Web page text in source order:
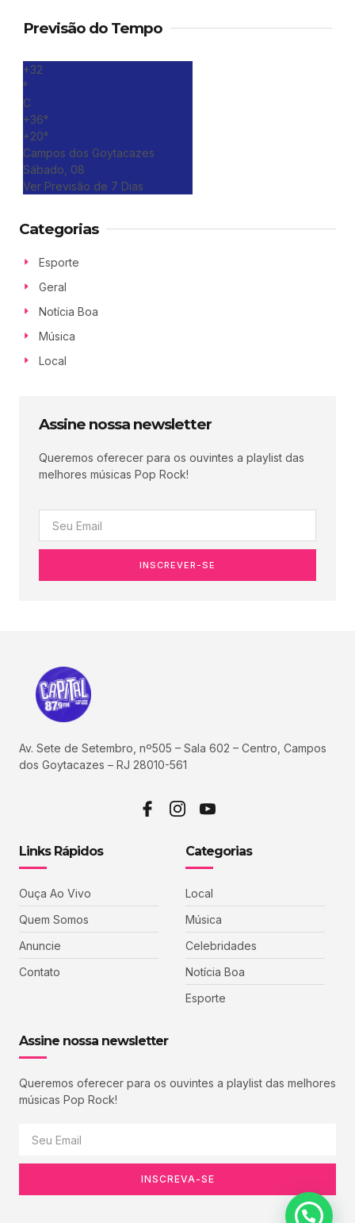
Previsão do Tempo
+32
°
C
+36°
+20°
Campos dos Goytacazes
Sábado, 08
Ver Previsão de 7 Dias
Categorias
Esporte
Geral
Notícia Boa
Música
Local
Assine nossa newsletter
Queremos oferecer para os ouvintes a playlist das
melhores músicas Pop Rock!
INSCREVER-SE
Av. Sete de Setembro, nº505 – Sala 602 – Centro, Campos
dos Goytacazes – RJ 28010-561
Links Rápidos
Ouça Ao Vivo
Quem Somos
Anuncie
Contato
Categorias
Local
Música
Celebridades
Notícia Boa
Esporte
Assine nossa newsletter
Queremos oferecer para os ouvintes a playlist das melhores
músicas Pop Rock!
INSCREVA-SE